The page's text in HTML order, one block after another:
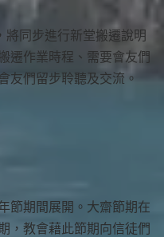
將同步進行新堂搬遷說明
遷作業時程、需要會友們
友們留步聆聽及交流。
節期間展開。大齋節期在
，教會藉此節期向信徒們